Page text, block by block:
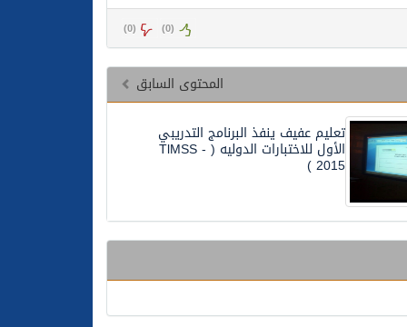
(
0
) (
0
)
المحتوى السابق
تعليم عفيف ينفذ البرنامج التدريبي
الأول للاختبارات الدوليه ( TlMSS -
2015 )